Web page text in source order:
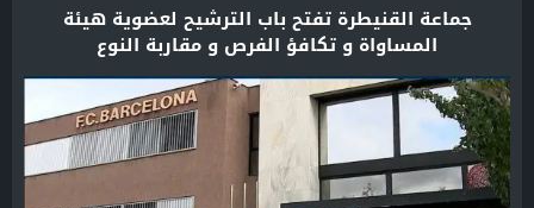
جماعة القنيطرة تفتح باب الترشيح لعضوية هيئة
المساواة و تكافؤ الفرص و مقاربة النوع